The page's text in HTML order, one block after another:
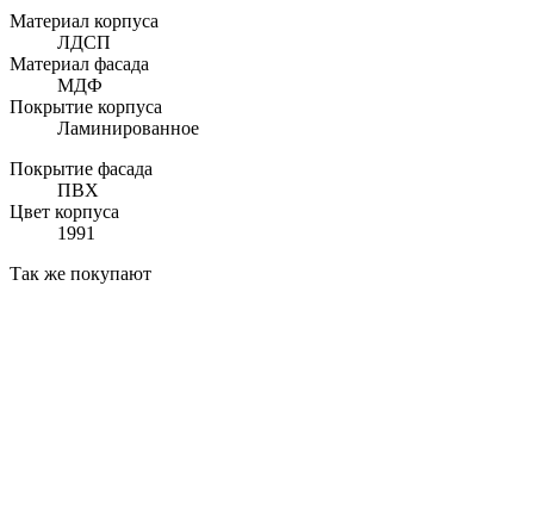
Материал корпуса
ЛДСП
Материал фасада
МДФ
Покрытие корпуса
Ламинированное
Покрытие фасада
ПВХ
Цвет корпуса
1991
Так же покупают